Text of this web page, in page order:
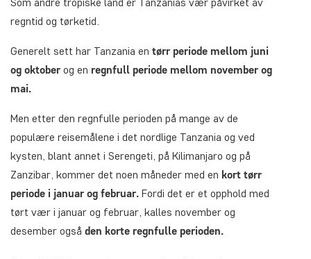
Som andre tropiske land er Tanzanias vær påvirket av
regntid og tørketid.
Generelt sett har Tanzania en tørr periode mellom juni
og oktober og en regnfull periode mellom november og
mai.
Men etter den regnfulle perioden på mange av de
populære reisemålene i det nordlige Tanzania og ved
kysten, blant annet i Serengeti, på Kilimanjaro og på
Zanzibar, kommer det noen måneder med en kort tørr
periode i januar og februar. Fordi det er et opphold med
tørt vær i januar og februar, kalles november og
desember også den korte regnfulle perioden.